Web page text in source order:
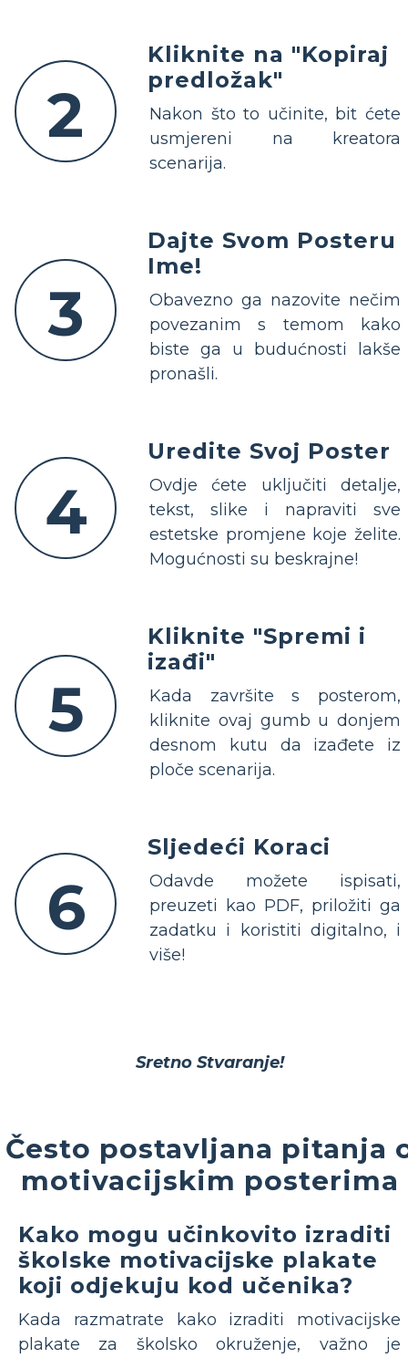
2
Kliknite na "Kopiraj
predložak"
Nakon što to učinite, bit ćete
usmjereni na kreatora
scenarija.
3
Dajte Svom Posteru
Ime!
Obavezno ga nazovite nečim
povezanim s temom kako
biste ga u budućnosti lakše
pronašli.
4
Uredite Svoj Poster
Ovdje ćete uključiti detalje,
tekst, slike i napraviti sve
estetske promjene koje želite.
Mogućnosti su beskrajne!
5
Kliknite "Spremi i
izađi"
Kada završite s posterom,
kliknite ovaj gumb u donjem
desnom kutu da izađete iz
ploče scenarija.
6
Sljedeći Koraci
Odavde možete ispisati,
preuzeti kao PDF, priložiti ga
zadatku i koristiti digitalno, i
više!
Sretno Stvaranje!
Često postavljana pitanja
motivacijskim posterima
Kako mogu učinkovito izraditi
školske motivacijske plakate
koji odjekuju kod učenika?
Kada razmatrate kako izraditi motivacijske
plakate za školsko okruženje, važno je